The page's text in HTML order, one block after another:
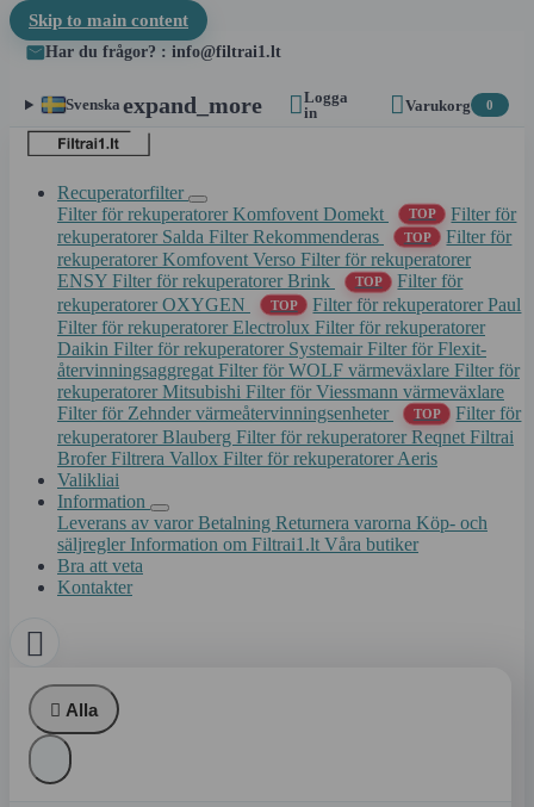
Skip to main content
Har du frågor? : info@filtrai1.lt
Svenska expand_more Logga
in
Varukorg 0
Recuperatorfilter
Filter för rekuperatorer Komfovent Domekt
TOP
Filter för
rekuperatorer Salda Filter Rekommenderas TOP
Filter för
rekuperatorer Komfovent Verso Filter för rekuperatorer
ENSY Filter för rekuperatorer Brink TOP
Filter för
rekuperatorer OXYGEN
TOP
Filter för rekuperatorer Paul
Filter för rekuperatorer Electrolux Filter för rekuperatorer
Daikin Filter för rekuperatorer Systemair Filter för Flexit-
återvinningsaggregat Filter för WOLF värmeväxlare Filter för
rekuperatorer Mitsubishi Filter för Viessmann värmeväxlare
Filter för Zehnder värmeåtervinningsenheter
TOP
Filter för
rekuperatorer Blauberg Filter för rekuperatorer Reqnet Filtrai
Brofer Filtrera Vallox Filter för rekuperatorer Aeris
Valikliai
Information
Leverans av varor Betalning Returnera varorna Köp- och
säljregler Information om Filtrai1.lt Våra butiker
Bra att veta
Kontakter

 Alla